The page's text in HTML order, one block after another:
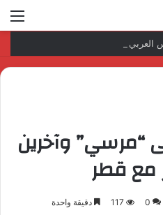
“مرسي” وآخرين
مع قطر
0
117 دقيقة واحدة